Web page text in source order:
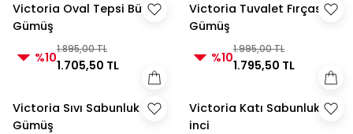
Victoria Oval Tepsi Büyük
Gümüş
%10
1.895,00 TL
1.705,50 TL
Victoria Tuvalet Fırçası
Gümüş
%10
1.995,00 TL
1.795,50 TL
Victoria Sıvı Sabunluk
Gümüş
Victoria Katı Sabunluk
inci